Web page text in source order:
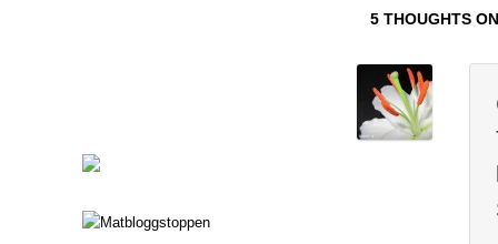
5 THOUGHTS